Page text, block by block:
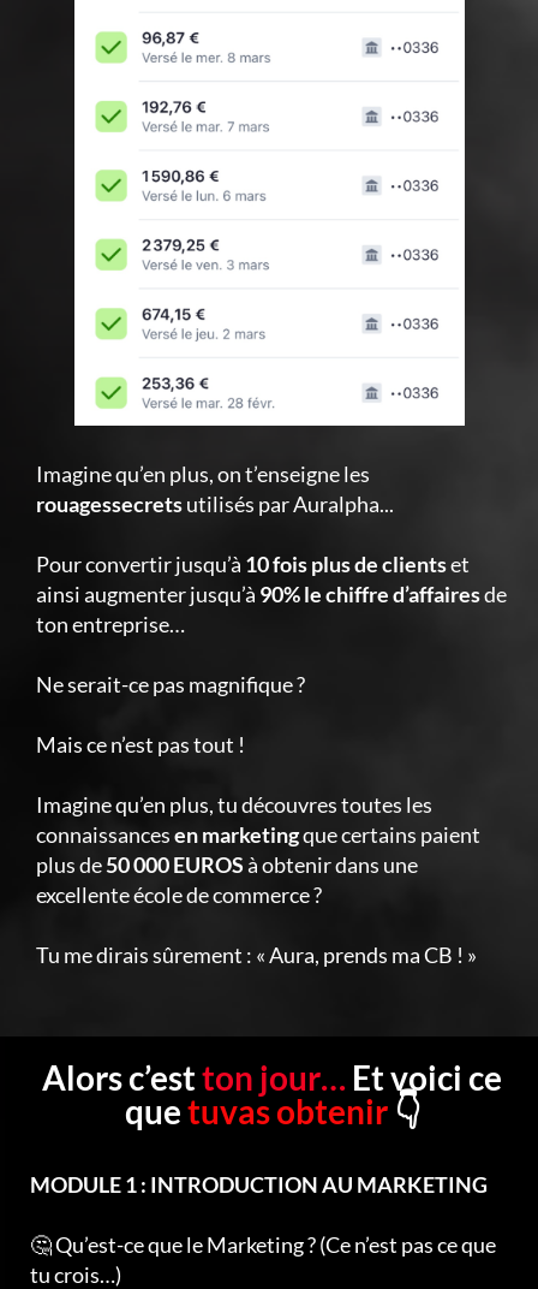
Imagine qu’en plus, on t’enseigne les
rouagessecretsutilisés par Auralpha...
Pour convertir jusqu’à 10 fois plus de clientset
ainsi augmenter jusqu’à 90% le chiffre d’affairesde
ton entreprise…
Ne serait-ce pas magnifique ?
Mais ce n’est pas tout !
Imagine qu’en plus, tu découvres toutes les
connaissancesen marketingque certains paient
plus de50 000 EUROSà obtenir dans une
excellente école de commerce ?
Tu me dirais sûrement : « Aura, prends ma CB ! »
Alors c’estton jour… Et voici ce
quetuvas obtenir 👇
MODULE 1 : INTRODUCTION AU MARKETING
🤔 Qu’est-ce que le Marketing ? (Ce n’est pas ce que
tu crois…)